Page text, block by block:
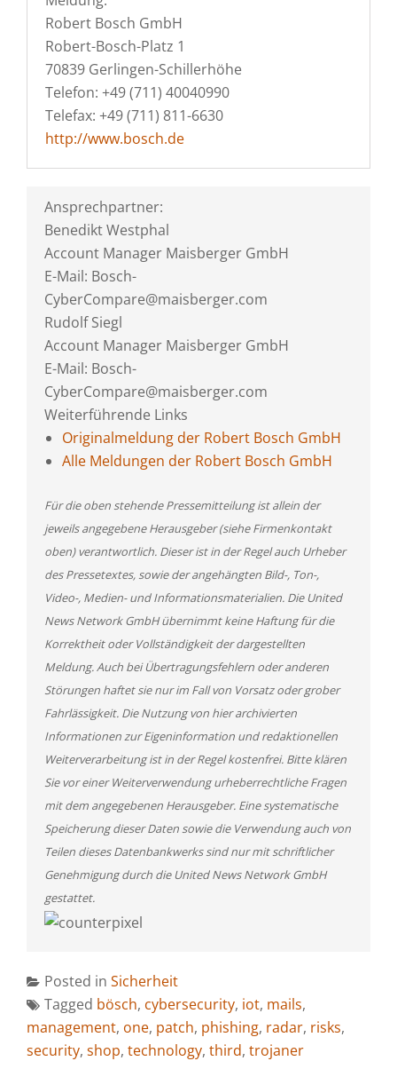
Robert Bosch GmbH
Robert-Bosch-Platz 1
70839 Gerlingen-Schillerhöhe
Telefon: +49 (711) 40040990
Telefax: +49 (711) 811-6630
http://www.bosch.de
Ansprechpartner:
Benedikt Westphal
Account Manager Maisberger GmbH
E-Mail: Bosch-
CyberCompare@maisberger.com
Rudolf Siegl
Account Manager Maisberger GmbH
E-Mail: Bosch-
CyberCompare@maisberger.com
Weiterführende Links
Originalmeldung der Robert Bosch GmbH
Alle Meldungen der Robert Bosch GmbH
Für die oben stehende Pressemitteilung ist allein der
jeweils angegebene Herausgeber (siehe Firmenkontakt
oben) verantwortlich. Dieser ist in der Regel auch Urheber
des Pressetextes, sowie der angehängten Bild-, Ton-,
Video-, Medien- und Informationsmaterialien. Die United
News Network GmbH übernimmt keine Haftung für die
Korrektheit oder Vollständigkeit der dargestellten
Meldung. Auch bei Übertragungsfehlern oder anderen
Störungen haftet sie nur im Fall von Vorsatz oder grober
Fahrlässigkeit. Die Nutzung von hier archivierten
Informationen zur Eigeninformation und redaktionellen
Weiterverarbeitung ist in der Regel kostenfrei. Bitte klären
Sie vor einer Weiterverwendung urheberrechtliche Fragen
mit dem angegebenen Herausgeber. Eine systematische
Speicherung dieser Daten sowie die Verwendung auch von
Teilen dieses Datenbankwerks sind nur mit schriftlicher
Genehmigung durch die United News Network GmbH
gestattet.
Posted in Sicherheit
Tagged bösch, cybersecurity, iot, mails,
management, one, patch, phishing, radar, risks,
security, shop, technology, third, trojaner